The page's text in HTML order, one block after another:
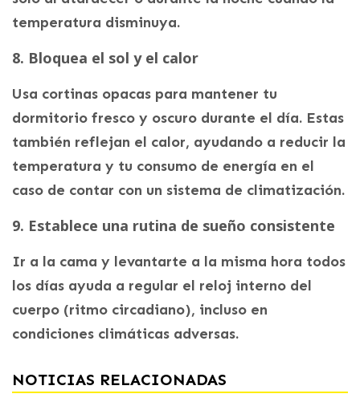
temperatura disminuya.
8. Bloquea el sol y el calor
Usa cortinas opacas para mantener tu
dormitorio fresco y oscuro durante el día. Estas
también reflejan el calor, ayudando a reducir la
temperatura y tu consumo de energía en el
caso de contar con un sistema de climatización.
9. Establece una rutina de sueño consistente
Ir a la cama y levantarte a la misma hora todos
los días ayuda a regular el reloj interno del
cuerpo (ritmo circadiano), incluso en
condiciones climáticas adversas.
NOTICIAS RELACIONADAS